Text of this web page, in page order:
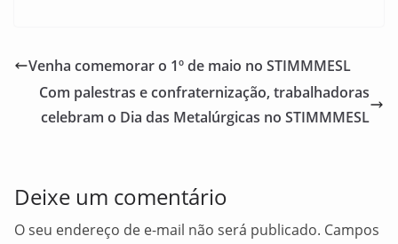
e
b
o
l e
Venha comemorar o 1º de maio no STIMMMESL
Com palestras e confraternização, trabalhadoras
celebram o Dia das Metalúrgicas no STIMMMESL
Deixe um comentário
O seu endereço de e-mail não será publicado. Campos